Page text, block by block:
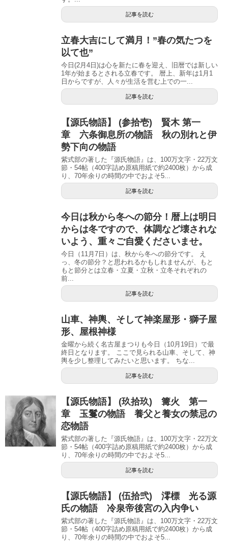
記事を読む
立春大吉にして満月！”春の気たつを
以て也”
今日(2月4日)は心を新たに春を迎え、旧暦では新しい
1年が始まるとされる立春です。 暦上、新年は1月1
日からですが、人々が生活を営む上での一...
記事を読む
【源氏物語】 (参拾壱) 賢木 第一
章 六条御息所の物語 秋の別れと伊
勢下向の物語
紫式部の著した『源氏物語』は、100万文字・22万文
節・54帖（400字詰め原稿用紙で約2400枚）から成
り、70年余りの時間の中でおよそ5...
記事を読む
今日は秋から冬への節分！暦上は明日
からは冬ですので、体調など壊されな
いよう、重々ご自愛くださいませ。
今日（11月7日）は、秋から冬への節分です。 え
っ、冬の節分？と思われるかもしれませんが、もと
もと節分とは立春・立夏・立秋・立冬それぞれの
前...
記事を読む
山車、神輿、そして神楽屋形・獅子屋
形、屋根神様
金曜から続く名古屋まつりも今日（10月19日）で最
終日となります。 ここで見られる山車、そして、神
輿を少し整理してみたいと思います。 ちな...
記事を読む
【源氏物語】 (玖拾玖) 篝火 第一
章 玉鬘の物語 養父と養女の禁忌の
恋物語
紫式部の著した『源氏物語』は、100万文字・22万文
節・54帖（400字詰め原稿用紙で約2400枚）から成
り、70年余りの時間の中でおよそ5...
記事を読む
【源氏物語】 (伍拾弐) 澪標 光る源
氏の物語 冷泉帝後宮の入内争い
紫式部の著した『源氏物語』は、100万文字・22万文
節・54帖（400字詰め原稿用紙で約2400枚）から成
り、70年余りの時間の中でおよそ5...